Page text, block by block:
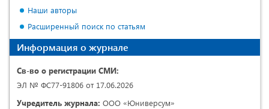
Наши авторы
Расширенный поиск по статьям
Информация о журнале
Св-во о регистрации СМИ:
ЭЛ № ФС77-91806 от 17.06.2026
Учредитель журнала: ООО «Юниверсум»